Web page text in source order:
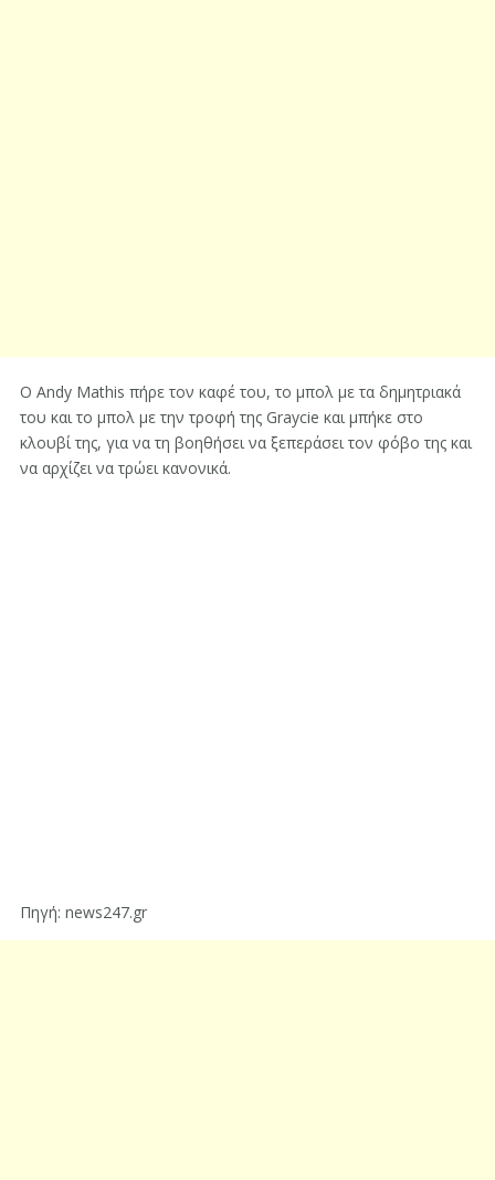
Ο Andy Mathis πήρε τον καφέ του, το μπολ με τα δημητριακά
του και το μπολ με την τροφή της Graycie και μπήκε στο
κλουβί της, για να τη βοηθήσει να ξεπεράσει τον φόβο της και
να αρχίζει να τρώει κανονικά.
Πηγή: news247.gr